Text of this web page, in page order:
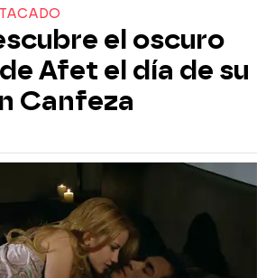
el oscuro
Afet el día de su
Canfeza